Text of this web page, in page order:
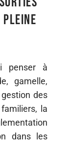
pleine
penser à
gamelle,
des
la
dans les